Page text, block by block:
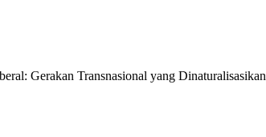
Gerakan Transnasional yang Dinaturalisasikan